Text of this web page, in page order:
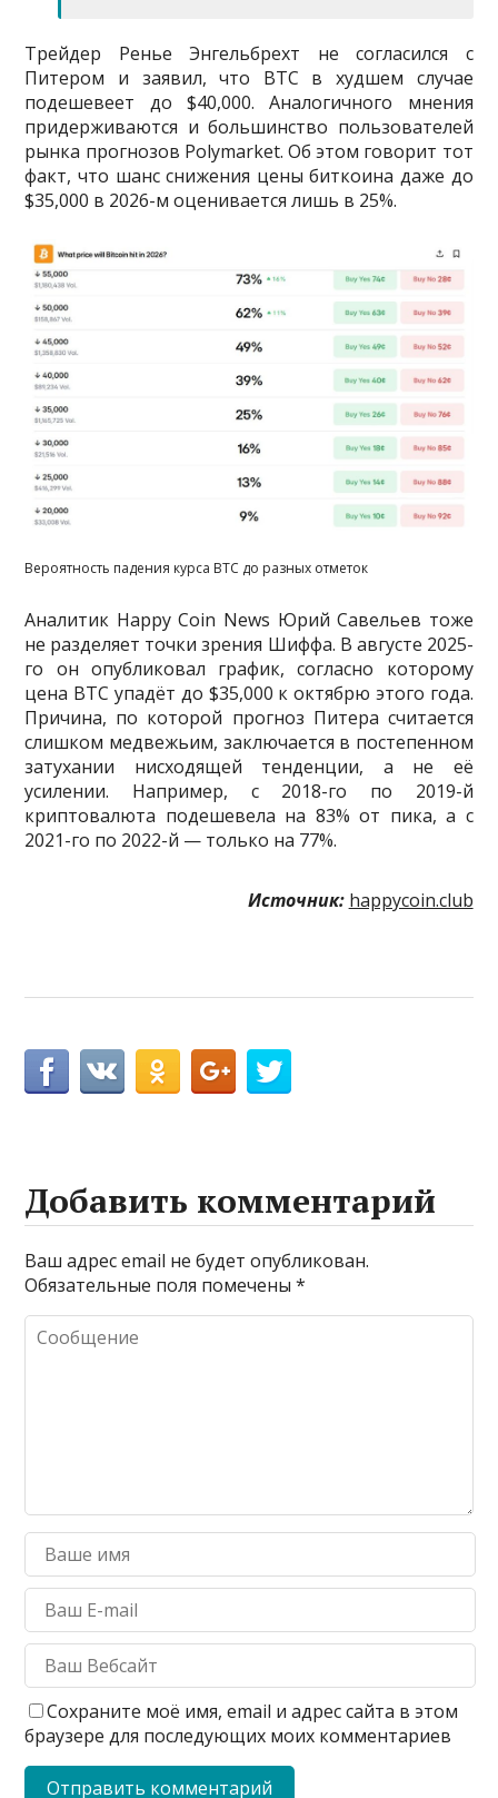
Трейдер Ренье Энгельбрехт не согласился с
Питером и заявил, что BTC в худшем случае
подешевеет до $40,000. Аналогичного мнения
придерживаются и большинство пользователей
рынка прогнозов Polymarket. Об этом говорит тот
факт, что шанс снижения цены биткоина даже до
$35,000 в 2026-м оценивается лишь в 25%.
Вероятность падения курса BTC до разных отметок
Аналитик Happy Coin News Юрий Савельев тоже
не разделяет точки зрения Шиффа. В августе 2025-
го он опубликовал график, согласно которому
цена BTC упадёт до $35,000 к октябрю этого года.
Причина, по которой прогноз Питера считается
слишком медвежьим, заключается в постепенном
затухании нисходящей тенденции, а не её
усилении. Например, с 2018-го по 2019-й
криптовалюта подешевела на 83% от пика, а с
2021-го по 2022-й — только на 77%.
Источник: happycoin.club
Добавить комментарий
Ваш адрес email не будет опубликован.
Обязательные поля помечены*
Сохраните моё имя, email и адрес сайта в этом
браузере для последующих моих комментариев